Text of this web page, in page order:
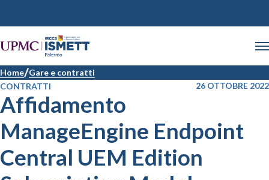
Home Gare e contratti
CONTRATTI
26 OTTOBRE 2022
Affidamento
ManageEngine Endpoint
Central UEM Edition